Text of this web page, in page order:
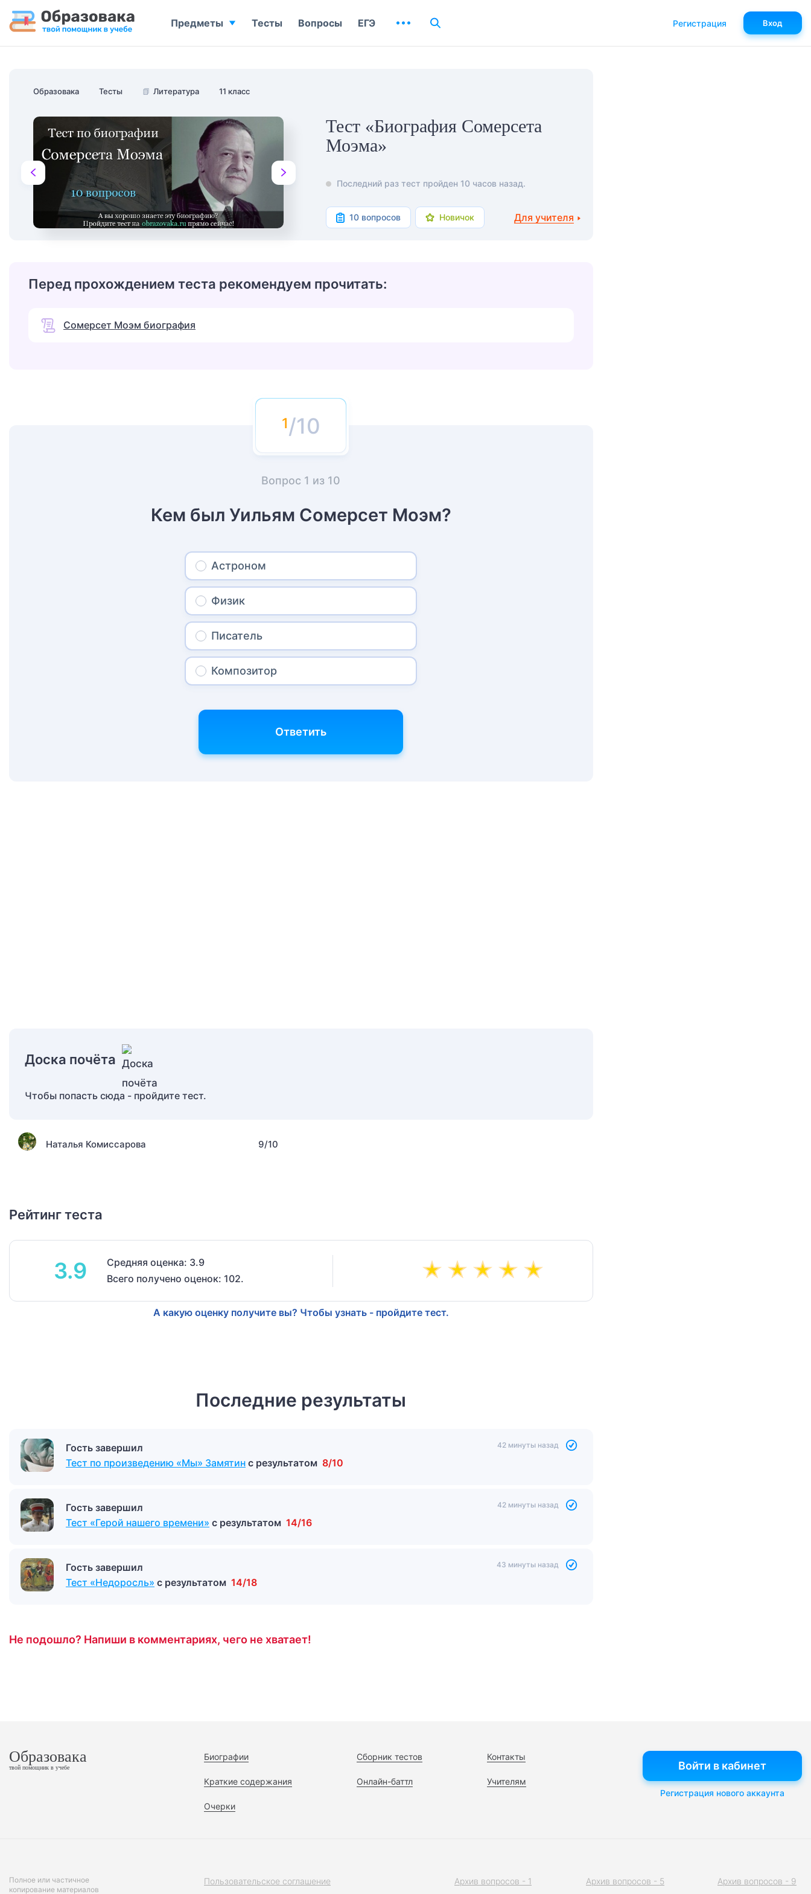
Образовака Тесты 📗 Литература 11 класс
Тест «Биография Сомерсета
Моэма»
Последний раз тест пройден 10 часов назад.
10 вопросов Новичок Для учителя
Перед прохождением теста рекомендуем прочитать:
Сомерсет Моэм биография
/10
Вопрос 1 из 10
Кем был Уильям Сомерсет Моэм?
Астроном
Физик
Писатель
Композитор
Ответить
Доска почёта
Чтобы попасть сюда - пройдите тест.
Наталья Комиссарова 9/10
Рейтинг теста
3.9
Средняя оценка: 3.9
Всего получено оценок: 102.
А какую оценку получите вы? Чтобы узнать - пройдите тест.
Последние результаты
Гость завершил
Тест по произведению «Мы» Замятин с результатом 8/10
42 минуты назад
Гость завершил
Тест «Герой нашего времени» с результатом 14/16
42 минуты назад
Гость завершил
Тест «Недоросль» с результатом 14/18
43 минуты назад
Не подошло? Напиши в комментариях, чего не хватает!
Предметы Тесты Вопросы ЕГЭ Регистрация Вход
Образовака
твой помощник в учебе
Биографии
Краткие содержания
Очерки
Сборник тестов
Онлайн-баттл
Контакты
Учителям
Войти в кабинет
Регистрация нового аккаунта
Полное или частичное
копирование материалов
Пользовательское соглашение
Архив вопросов - 1
Архив вопросов - 5
Архив вопросов - 9